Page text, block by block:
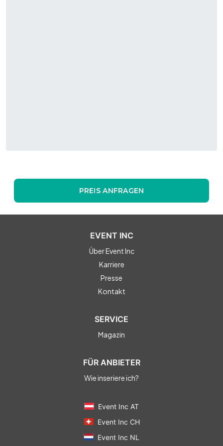
PREIS ANFRAGEN
EVENT INC
Über Event Inc
Karriere
Presse
Kontakt
SERVICE
Magazin
FÜR ANBIETER
Wie inseriere ich?
Event Inc AT
Event Inc CH
Event Inc NL